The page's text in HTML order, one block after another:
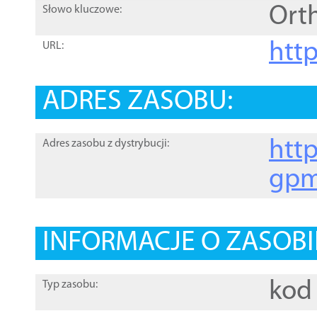
Słowo kluczowe:
URL:
ADRES ZASOBU:
Adres zasobu z dystrybucji:
INFORMACJE O
Typ zasobu: kod